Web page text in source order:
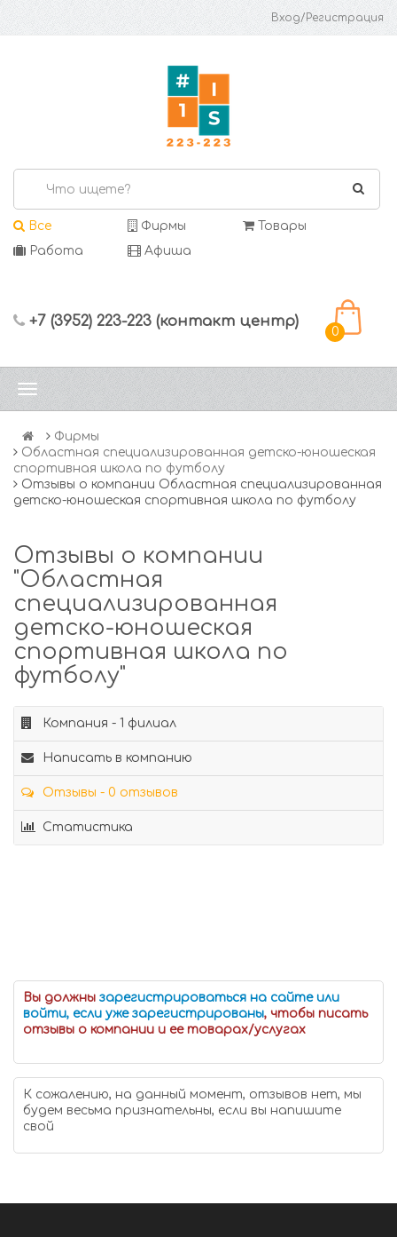
Вход/Регистрация
Все Фирмы
Товары
Работа
Афиша
+7 (3952) 223-223 (контакт центр)
0
Фирмы
Областная специализированная детско-юношеская
спортивная школа по футболу
Отзывы о компании Областная специализированная
детско-юношеская спортивная школа по футболу
Отзывы о компании
"Областная
специализированная
детско-юношеская
спортивная школа по
футболу"
Компания - 1 филиал
Написать в компанию
Отзывы - 0 отзывов
Статистика
Вы должны зарегистрироваться на сайте или
войти, если уже зарегистрированы, чтобы писать
отзывы о компании и ее товарах/услугах
К сожалению, на данный момент, отзывов нет, мы
будем весьма признательны, если вы напишите
свой